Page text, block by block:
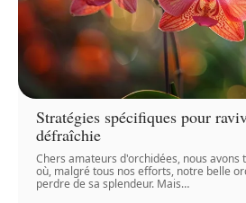
Stratégies spécifiques pour
défraîchie
Chers amateurs d'orchidées, nous avons
où, malgré tous nos efforts, notre belle
perdre de sa splendeur. Mais…